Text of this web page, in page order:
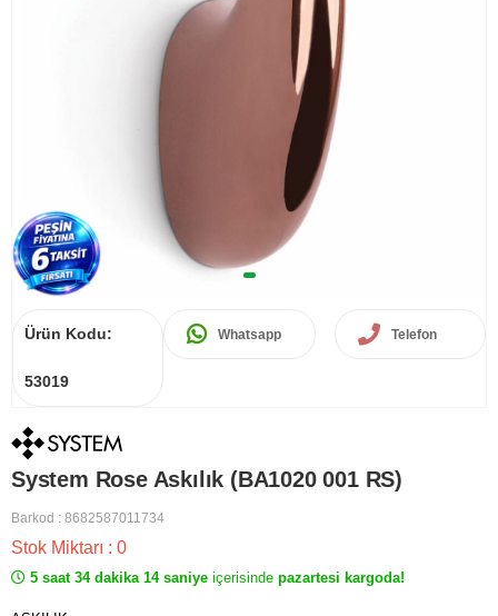
Ürün Kodu:
53019
Whatsapp Telefon
System Rose Askılık (BA1020 001 RS)
Barkod : 8682587011734
Stok Miktarı : 0
5 saat 34 dakika 14 saniye içerisinde pazartesi kargoda!